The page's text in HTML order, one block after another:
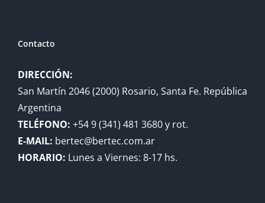
Contacto
DIRECCIÓN:
San Martín 2046 (2000) Rosario, Santa Fe. República
Argentina
TELÉFONO: +54 9 (341) 481 3680 y rot.
E-MAIL: bertec@bertec.com.ar
HORARIO: Lunes a Viernes: 8-17 hs.